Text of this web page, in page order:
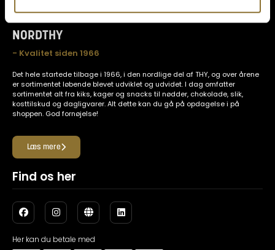
NORDTHY
- Kvalitet siden 1966
Det hele startede tilbage i 1966, i den nordlige del af THY, og over årene
er sortimentet løbende blevet udviklet og udvidet. I dag omfatter
sortimentet alt fra kiks, kager og snacks til nødder, chokolade, slik,
kosttilskud og dagligvarer. Alt dette kan du gå på opdagelse i på
shoppen. God fornøjelse!
Læs mere
Find os her
Her kan du betale med